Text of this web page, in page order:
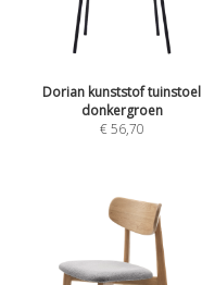
Dorian kunststof tuinstoel
donkergroen
€56,70